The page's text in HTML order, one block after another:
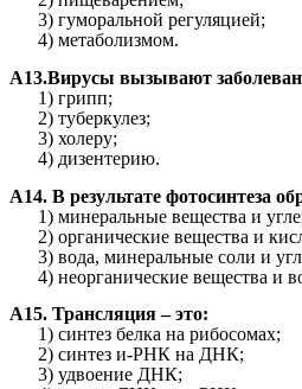
3) гуморальной регуляцией;
4) метаболизмом.
А13.Вирусы вызывают
1) грипп;
2) туберкулез;
3) холеру;
4) дизентерию.
А14. В результате фотосинтеза
1) минеральные вещества и
2) органические вещества и
3) вода, минеральные соли и
4) неорганические вещества и
А15. Трансляция – это:
1) синтез белка на рибосомах;
2) синтез и-РНК на ДНК;
3) удвоение ДНК;